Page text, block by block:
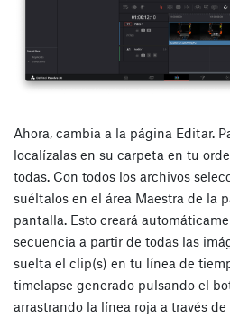
Ahora, cambia a la página Editar.
localízalas en su carpeta en tu
todas. Con todos los archivos
suéltalos en el área Maestra de la
pantalla. Esto creará
secuencia a partir de todas las
suelta el clip(s) en tu línea de
timelapse generado pulsando el
arrastrando la línea roja a través